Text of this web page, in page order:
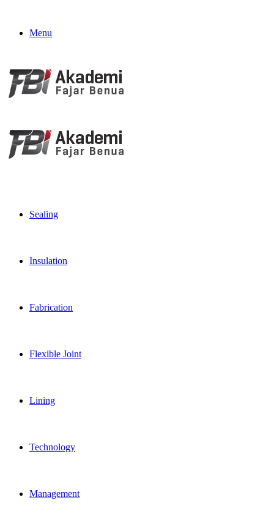
Menu
Sealing
Insulation
Fabrication
Flexible Joint
Lining
Technology
Management